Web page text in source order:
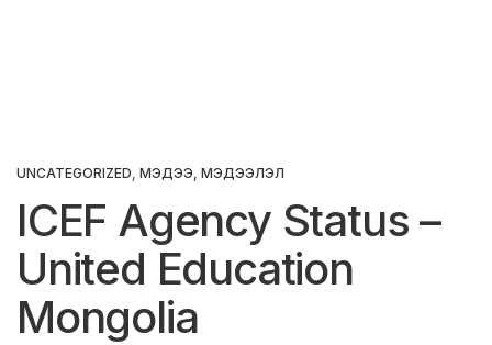
UNCATEGORIZED МЭДЭЭ, МЭДЭЭЛЭЛ
ICEF Agency Status –
United Education
Mongolia